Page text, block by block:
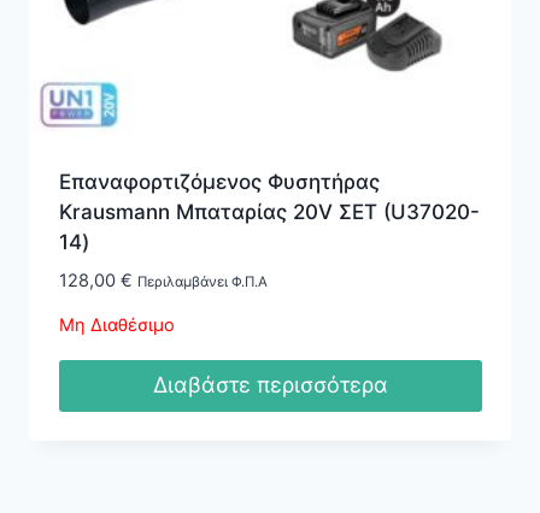
Επαναφορτιζόμενος Φυσητήρας
Krausmann Μπαταρίας 20V ΣΕΤ (U37020-
14)
128,00 € Περιλαμβάνει Φ.Π.Α
Μη Διαθέσιμο
Διαβάστε περισσότερα